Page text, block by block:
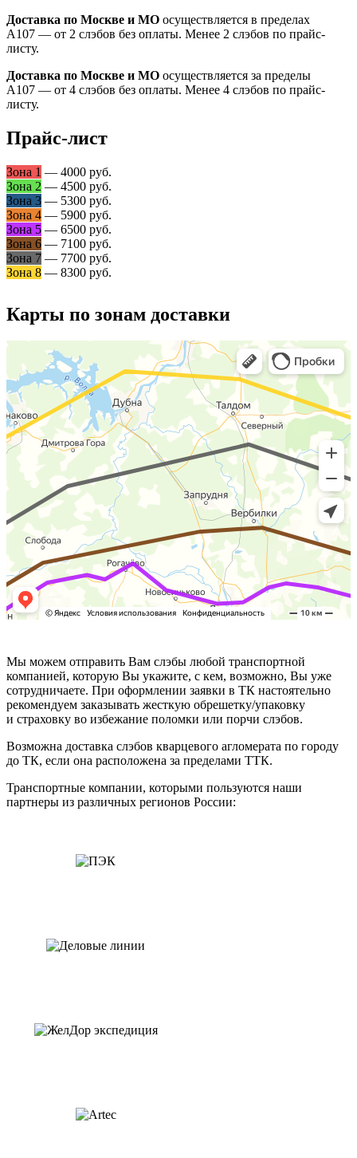
Доставка по Москве и МО осуществляется в пределах
А107 — от 2 слэбов без оплаты. Менее 2 слэбов по прайс-
листу.
Доставка по Москве и МО осуществляется за пределы
А107 — от 4 слэбов без оплаты. Менее 4 слэбов по прайс-
листу.
Прайс-лист
Зона 1 — 4000 руб.
Зона 2 — 4500 руб.
Зона 3 — 5300 руб.
Зона 4 — 5900 руб.
Зона 5 — 6500 руб.
Зона 6 — 7100 руб.
Зона 7 — 7700 руб.
Зона 8 — 8300 руб.
Карты по зонам доставки
Мы можем отправить Вам слэбы любой транспортной
компанией, которую Вы укажите, с кем, возможно, Вы уже
сотрудничаете. При оформлении заявки в ТК настоятельно
рекомендуем заказывать жесткую обрешетку/упаковку
и страховку во избежание поломки или порчи слэбов.
Возможна доставка слэбов кварцевого агломерата по городу
до ТК, если она расположена за пределами ТТК.
Транспортные компании, которыми пользуются наши
партнеры из различных регионов России: